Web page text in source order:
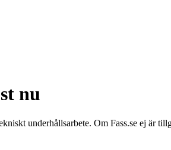
nu
underhållsarbete. Om Fass.se ej är